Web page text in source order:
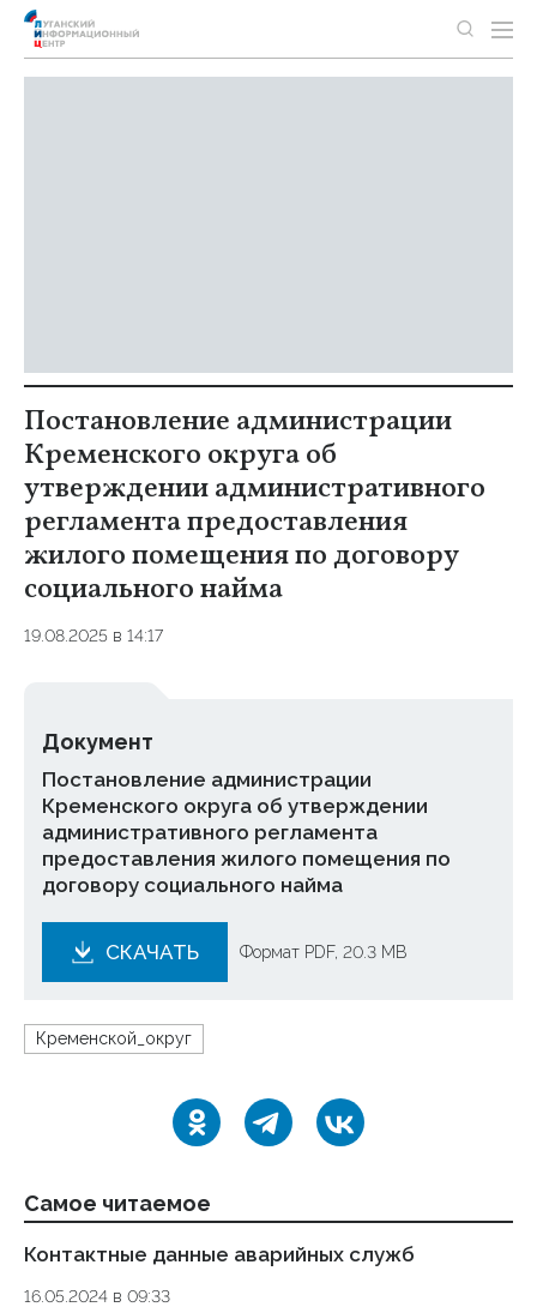
Постановление администрации
Кременского округа об
утверждении административного
регламента предоставления
жилого помещения по договору
социального найма
19.08.2025 в 14:17
Документ
Постановление администрации
Кременского округа об утверждении
административного регламента
предоставления жилого помещения по
договору социального найма
СКАЧАТЬ Формат PDF, 20.3 MB
Кременской_округ
Самое читаемое
Контактные данные аварийных служб
16.05.2024 в 09:33